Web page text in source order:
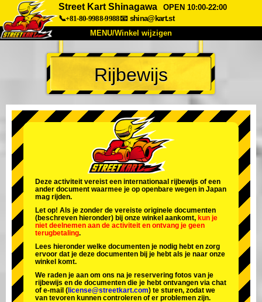
Street Kart Shinagawa
OPEN 10:00-22:00
📞+81-80-9988-9988📧 shina@kart.st
MENU/Winkel wijzigen
TOP
Over Specificaties Prijzen
Bedrijf Boekingen
Winkel wijzigen
Tokyo Shinagawa
Tokyo Akihabara#2
Tokyo Shibuya Annex Tokyo Bay
Tokyo Asakusa Osaka
Okinawa
Rijbewijs
Deze activiteit vereist een internationaal rijbewijs of een
ander document waarmee je op openbare wegen in Japan
mag rijden.
Let op! Als je zonder de vereiste originele documenten
(beschreven hieronder) bij onze winkel aankomt, kun je
niet deelnemen aan de activiteit en ontvang je geen
terugbetaling.
Lees hieronder welke documenten je nodig hebt en zorg
ervoor dat je deze documenten bij je hebt als je naar onze
winkel komt.
We raden je aan om ons na je reservering fotos van je
rijbewijs en de documenten die je hebt ontvangen via chat
of e-mail ( license@streetkart.com) te sturen, zodat we
van tevoren kunnen controleren of er problemen zijn.